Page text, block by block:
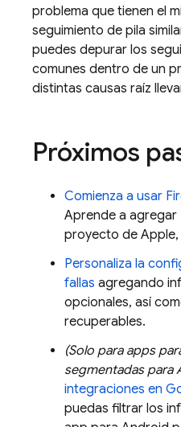
problema que tienen el
seguimiento de pila
puedes depurar los
comunes dentro de un
distintas causas raíz
Próximos
Comienza a usar
Aprende a agregar
proyecto de Apple,
Personaliza la
fallas agregando
opcionales, así
recuperables.
(Solo para apps
segmentadas para
integraciones en
puedas filtrar los